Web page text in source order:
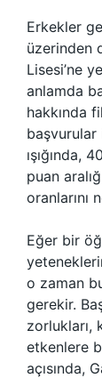
Erkekler
üzerinden
Lisesi’ne
anlamda
hakkında
başvurular
ışığında,
puan
oranlarını
Eğer bir
o zaman
gerekir.
zorlukları,
etkenlere
açısında,